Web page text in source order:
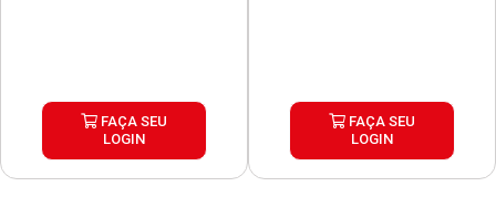
FAÇA SEU
LOGIN
FAÇA SEU
LOGIN